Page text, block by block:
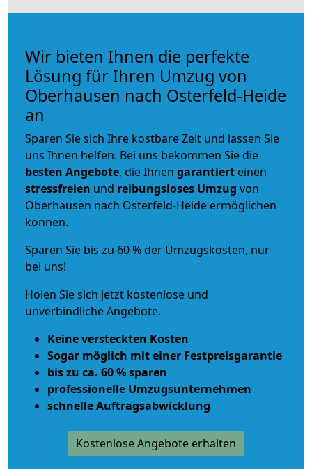
Wir bieten Ihnen die perfekte
Lösung für Ihren Umzug von
Oberhausen nach Osterfeld-Heide
an
Sparen Sie sich Ihre kostbare Zeit und lassen Sie
uns Ihnen helfen. Bei uns bekommen Sie die
besten Angebote, die Ihnen garantiert einen
stressfreien und reibungsloses Umzug von
Oberhausen nach Osterfeld-Heide ermöglichen
können.
Sparen Sie bis zu 60 % der Umzugskosten, nur
bei uns!
Holen Sie sich jetzt kostenlose und
unverbindliche Angebote.
Keine versteckten Kosten
Sogar möglich mit einer Festpreisgarantie
bis zu ca. 60 % sparen
professionelle Umzugsunternehmen
schnelle Auftragsabwicklung
Kostenlose Angebote erhalten